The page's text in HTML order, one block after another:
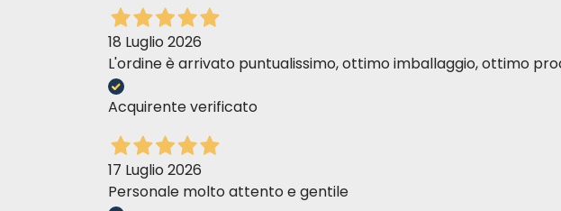
18 Luglio 2026
L'ordine è arrivato puntualissimo, ottimo imballaggio, ottimo
Acquirente verificato
17 Luglio 2026
Personale molto attento e gentile